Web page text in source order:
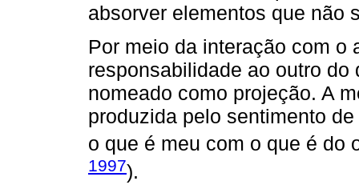
absorver elementos que não
Por meio da interação com o
responsabilidade ao outro
nomeado como projeção. A
produzida pelo sentimento
o que é meu com o que é do
1997).